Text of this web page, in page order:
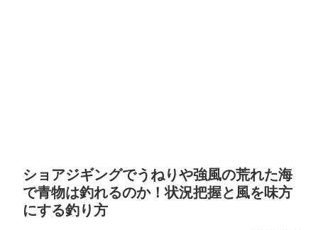
ショアジギングでうねりや強風の荒れた海
で青物は釣れるのか！状況把握と風を味方
にする釣り方